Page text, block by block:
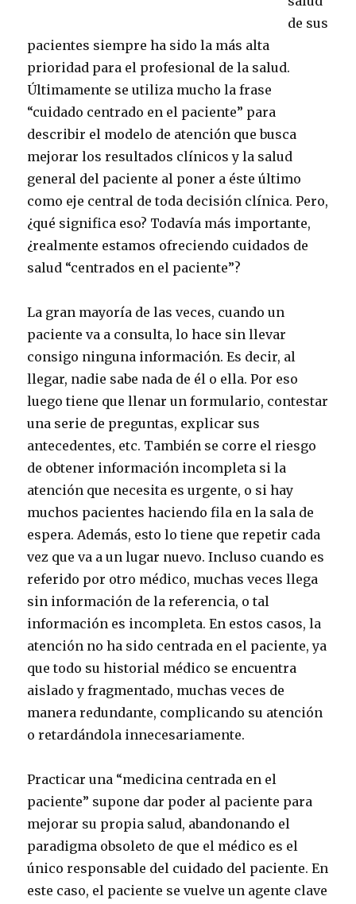
de sus
pacientes siempre ha sido la más alta
prioridad para el profesional de la salud.
Últimamente se utiliza mucho la frase
“cuidado centrado en el paciente” para
describir el modelo de atención que busca
mejorar los resultados clínicos y la salud
general del paciente al poner a éste último
como eje central de toda decisión clínica. Pero,
¿qué significa eso? Todavía más importante,
¿realmente estamos ofreciendo cuidados de
salud “centrados en el paciente”?
La gran mayoría de las veces, cuando un
paciente va a consulta, lo hace sin llevar
consigo ninguna información. Es decir, al
llegar, nadie sabe nada de él o ella. Por eso
luego tiene que llenar un formulario, contestar
una serie de preguntas, explicar sus
antecedentes, etc. También se corre el riesgo
de obtener información incompleta si la
atención que necesita es urgente, o si hay
muchos pacientes haciendo fila en la sala de
espera. Además, esto lo tiene que repetir cada
vez que va a un lugar nuevo. Incluso cuando es
referido por otro médico, muchas veces llega
sin información de la referencia, o tal
información es incompleta. En estos casos, la
atención no ha sido centrada en el paciente, ya
que todo su historial médico se encuentra
aislado y fragmentado, muchas veces de
manera redundante, complicando su atención
o retardándola innecesariamente.
Practicar una “medicina centrada en el
paciente” supone dar poder al paciente para
mejorar su propia salud, abandonando el
paradigma obsoleto de que el médico es el
único responsable del cuidado del paciente. En
este caso, el paciente se vuelve un agente clave